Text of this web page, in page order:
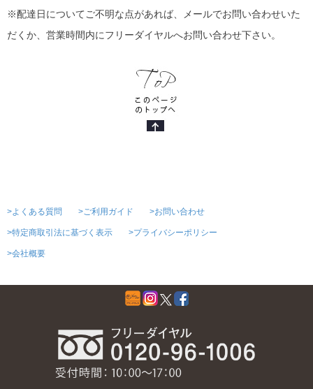
※配達日についてご不明な点があれば、メールでお問い合わせいた
だくか、営業時間内にフリーダイヤルへお問い合わせ下さい。
>よくある質問 >ご利用ガイド >お問い合わせ
>特定商取引法に基づく表示 >プライバシーポリシー
>会社概要